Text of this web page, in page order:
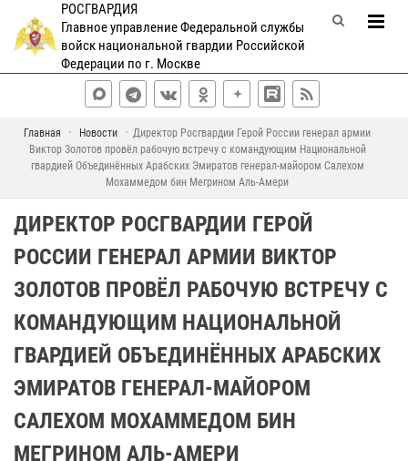
РОСГВАРДИЯ
Главное управление Федеральной службы
войск национальной гвардии Российской
Федерации по г. Москве
Главная Новости
Директор Росгвардии Герой России генерал армии
Виктор Золотов провёл рабочую встречу с командующим Национальной
гвардией Объединённых Арабских Эмиратов генерал-майором Салехом
Мохаммедом бин Мегрином Аль-Амери
ДИРЕКТОР РОСГВАРДИИ ГЕРОЙ
РОССИИ ГЕНЕРАЛ АРМИИ ВИКТОР
ЗОЛОТОВ ПРОВЁЛ РАБОЧУЮ ВСТРЕЧУ С
КОМАНДУЮЩИМ НАЦИОНАЛЬНОЙ
ГВАРДИЕЙ ОБЪЕДИНЁННЫХ АРАБСКИХ
ЭМИРАТОВ ГЕНЕРАЛ-МАЙОРОМ
САЛЕХОМ МОХАММЕДОМ БИН
МЕГРИНОМ АЛЬ-АМЕРИ